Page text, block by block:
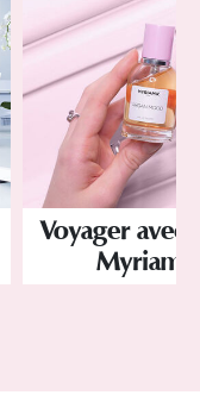
Voyager avec
Myriam